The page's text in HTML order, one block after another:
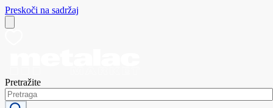
Preskoči na sadržaj
Pretražite